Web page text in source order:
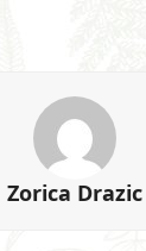
Zorica Drazic